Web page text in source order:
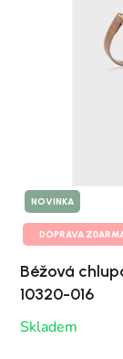
NOVINKA
DOPRAVA
Béžová
10320-016
Skladem